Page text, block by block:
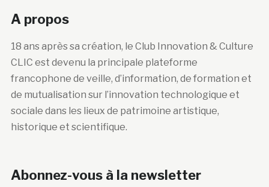
A propos
18 ans après sa création, le Club Innovation & Culture
CLIC est devenu la principale plateforme
francophone de veille, d’information, de formation et
de mutualisation sur l’innovation technologique et
sociale dans les lieux de patrimoine artistique,
historique et scientifique.
Abonnez-vous à la newsletter